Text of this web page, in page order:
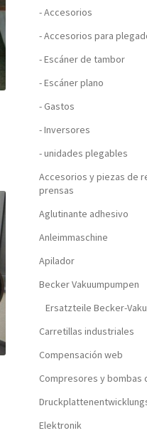
- Accesorios
- Accesorios para
- Escáner de tambor
- Escáner plano
- Gastos
- Inversores
- unidades plegables
Accesorios y piezas de
prensas
Aglutinante adhesivo
Anleimmaschine
Apilador
Becker Vakuumpumpen
Ersatzteile Becker-
Carretillas industriales
Compensación web
Compresores y bombas
Elektronik